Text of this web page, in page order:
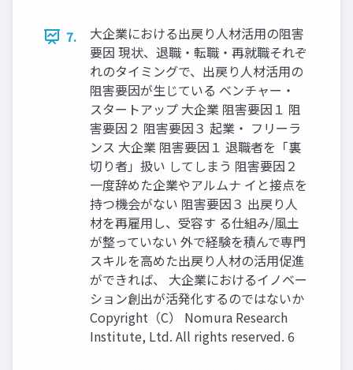
7.
大企業における出戻り人材活用の阻害
要因 現状、退職・転職・再就職それぞ
れのタイミングで、出戻り人材活用の
阻害要因が生じている ベンチャー・
スタートアップ 大企業 阻害要因１ 阻
害要因２ 阻害要因３ 起業・ フリーラ
ンス 大企業 阻害要因１ 退職者を「裏
切り者」扱い してしまう 阻害要因２
一度辞めた企業やアルムナ イと接点を
持つ機会がない 阻害要因３ 出戻り人
材を再雇用し、受容す る仕組み/風土
が整っていない 外で経験を積んで専門
スキルを高めた出戻り人材の活用促進
ができれば、 大企業におけるイノベー
ション創出が活発化するのではないか
Copyright（C） Nomura Research
Institute, Ltd. All rights reserved. 6